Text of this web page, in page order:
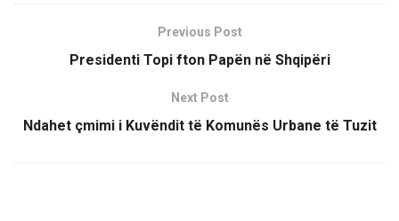
Previous Post
Presidenti Topi fton Papën në Shqipëri
Next Post
Ndahet çmimi i Kuvëndit të Komunës Urbane të Tuzit